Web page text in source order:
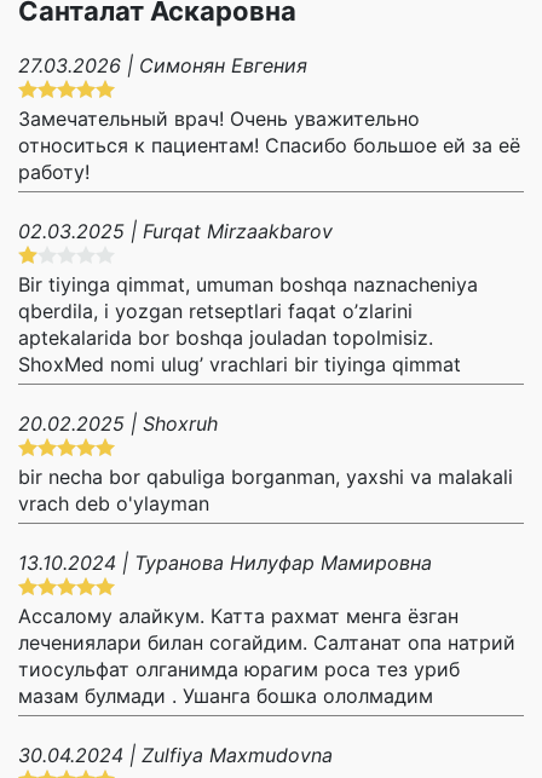
Санталат Аскаровна
27.03.2026 | Симонян Евгения
Замечательный врач! Очень уважительно
относиться к пациентам! Спасибо большое ей за её
работу!
02.03.2025 | Furqat Mirzaakbarov
Bir tiyinga qimmat, umuman boshqa naznacheniya
qberdila, i yozgan retseptlari faqat o’zlarini
aptekalarida bor boshqa jouladan topolmisiz.
ShoxMed nomi ulug’ vrachlari bir tiyinga qimmat
20.02.2025 | Shoxruh
bir necha bor qabuliga borganman, yaxshi va malakali
vrach deb o'ylayman
13.10.2024 | Туранова Нилуфар Мамировна
Ассалому алайкум. Катта рахмат менга ёзган
лечениялари билан согайдим. Салтанат опа натрий
тиосульфат олганимда юрагим роса тез уриб
мазам булмади . Ушанга бошка ололмадим
30.04.2024 | Zulfiya Maxmudovna